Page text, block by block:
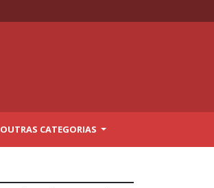
OUTRAS CATEGORIAS